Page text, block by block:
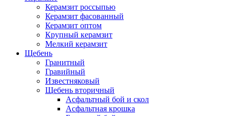
Керамзит россыпью
Керамзит фасованный
Керамзит оптом
Крупный керамзит
Мелкий керамзит
Щебень
Гранитный
Гравийный
Известняковый
Щебень вторичный
Асфальтный бой и скол
Асфальтная крошка